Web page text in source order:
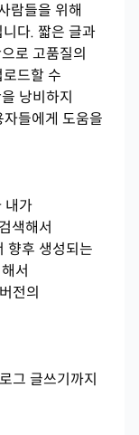
람들을 위해
다. 짧은 글과
로 고품질의
드할 수
낭비하지
들에게 도움을
내가
색해서
향후 생성되는
서
전의
그 글쓰기까지